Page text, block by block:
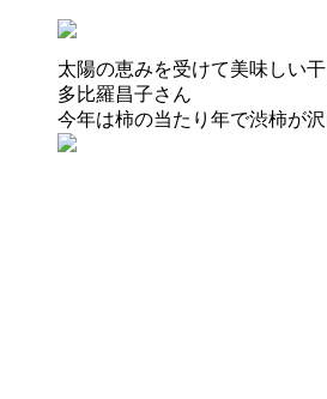
太陽の恵みを受けて美味しい
多比羅昌子さん
今年は柿の当たり年で渋柿が